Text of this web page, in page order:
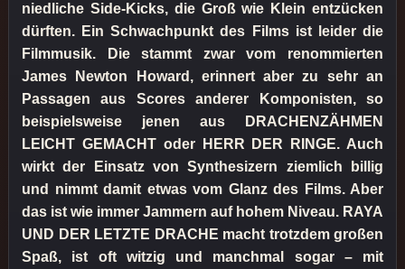
niedliche Side-Kicks, die Groß wie Klein entzücken
dürften. Ein Schwachpunkt des Films ist leider die
Filmmusik. Die stammt zwar vom renommierten
James Newton Howard, erinnert aber zu sehr an
Passagen aus Scores anderer Komponisten, so
beispielsweise jenen aus DRACHENZÄHMEN
LEICHT GEMACHT oder HERR DER RINGE. Auch
wirkt der Einsatz von Synthesizern ziemlich billig
und nimmt damit etwas vom Glanz des Films. Aber
das ist wie immer Jammern auf hohem Niveau. RAYA
UND DER LETZTE DRACHE macht trotzdem großen
Spaß, ist oft witzig und manchmal sogar – mit